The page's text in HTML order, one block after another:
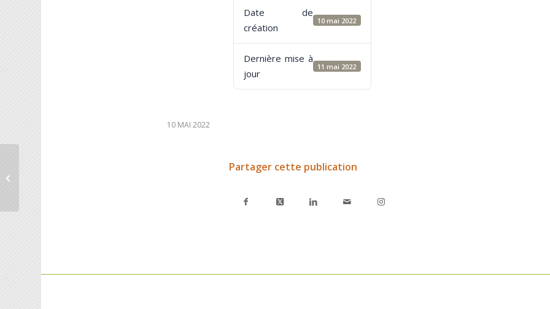
Date de
création
10 mai 2022
Dernière mise à
jour
11 mai 2022
10 MAI 2022
Partager cette publication